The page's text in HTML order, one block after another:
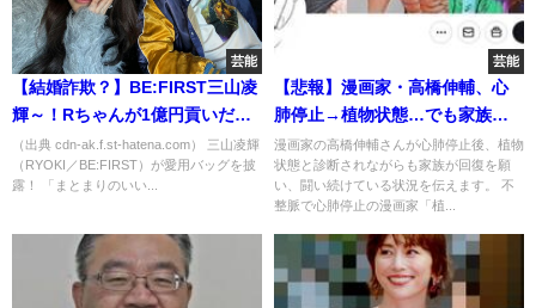
芸能
【結婚詐欺？】BE:FIRST三山凌
輝～！Rちゃんが1億円貢いだっ
てマジか？もう無理やろがい！
（出典 cdn-ak.f.st-hatena.com） 三山凌輝
（RYOKI／BE:FIRST）が愛用バッグを披
露！ 「まとまりのいい...
芸能
【悲報】漫画家・高橋伸輔、心
肺停止→植物状態…でも家族は
諦めてない！
漫画家の高橋伸輔さんが心肺停止後、植物
状態と診断されながらも家族が回復を願
い、闘い続けている状況を伝えます。 不
整脈で心肺停止の漫画家「植...